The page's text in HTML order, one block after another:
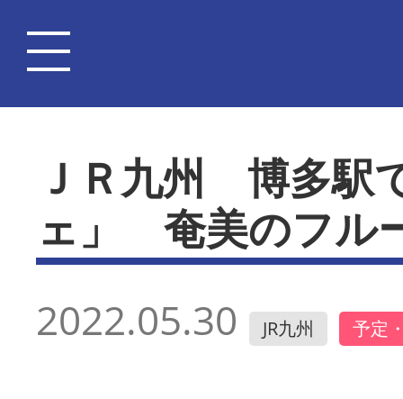
ＪＲ九州 博多駅
ェ」 奄美のフル
2022.05.30 JR九州 予定